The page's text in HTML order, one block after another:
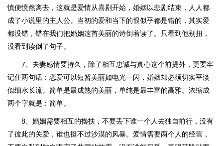
慎便愤然离去，这就是爱情从喜剧开始，婚姻以悲剧结束，人人都
成了小说里的主人公。当初的爱和当下的恨似乎都是错的，其实爱
都没错，错在我们把婚姻这首美丽的诗倒着读了。只看到他别扭，
没看到读倒了句子。
7、夫妻感情要持久，除了相互忠诚与真心这个前提外，更要牢
记住两句话：恋爱可以短暂美丽如电光一闪，婚姻却必须切实平淡
似细水长流。简单是最成熟的美丽，单纯是最丰富的高雅。浓缩成
两个字就是：简单。
8、婚姻需要相互的搀扶，不要丢下谁一个人去独自前行，没有
了彼此的关爱，谁也挺不过沙漠的风暴。爱情需要两个人的经营，